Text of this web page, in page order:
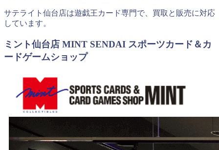
サテライト仙台店は遊戯王カード専門で、買取と販売に対応
しています。
ミント仙台店 MINT SENDAI スポーツカード＆カ
ードゲームショップ